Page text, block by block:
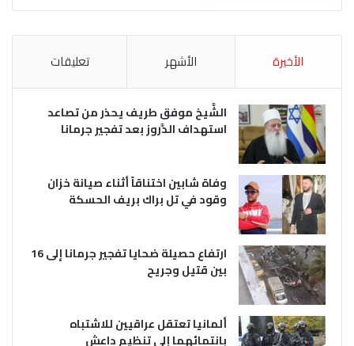
الأخيرة الأشهر تعليقات
الشَّيخ موفق طريف يحذر من تصاعد
استهداف الدَّروز بعد تفجير جرمانا
وفاة شابين اختناقاً أثناء صيانة خزان
وقود في تل براك بريف الحسكة
ارتفاع حصيلة ضحايا تفجير جرمانا إلى 16
بين قتيل وجريح
ألمانيا تعتقل عراقيين للاشتباه
بانتمائهما إلى تنظيم داعش